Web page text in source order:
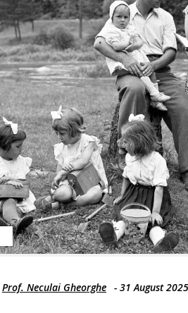
Prof. Neculai Gheorghe - 31 August 2025